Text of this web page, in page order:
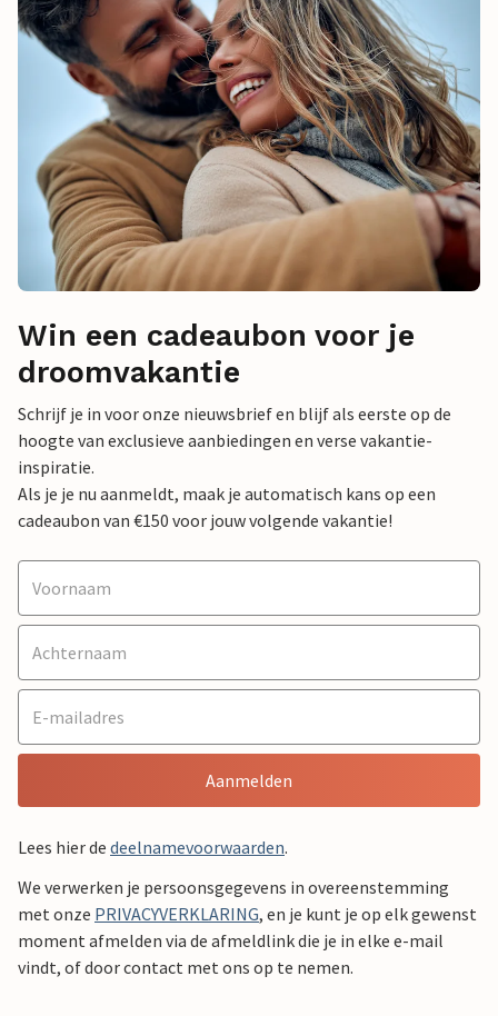
Win een cadeaubon voor je
droomvakantie
Schrijf je in voor onze nieuwsbrief en blijf als eerste op de
hoogte van exclusieve aanbiedingen en verse vakantie-
inspiratie.
Als je je nu aanmeldt, maak je automatisch kans op een
cadeaubon van €150 voor jouw volgende vakantie!
Aanmelden
Lees hier de deelnamevoorwaarden.
We verwerken je persoonsgegevens in overeenstemming
met onze PRIVACYVERKLARING, en je kunt je op elk gewenst
moment afmelden via de afmeldlink die je in elke e-mail
vindt, of door contact met ons op te nemen.